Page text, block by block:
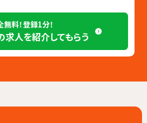
無料！登録1分！
求人を紹介してもらう